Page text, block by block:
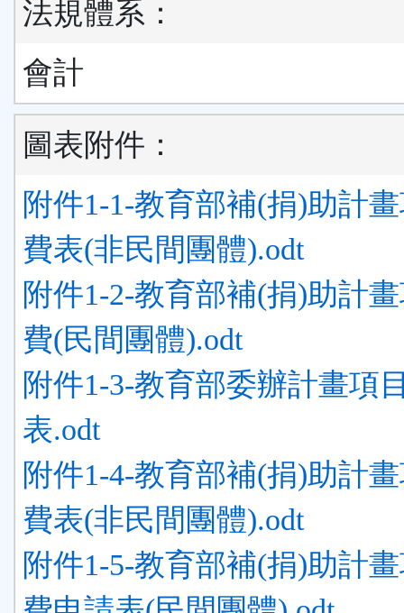
法規體系：
會計
圖表附件：
附件1-1-教育部補(捐)助計
費表(非民間團體).odt
附件1-2-教育部補(捐)助計
費(民間團體).odt
附件1-3-教育部委辦計畫項
表.odt
附件1-4-教育部補(捐)助計
費表(非民間團體).odt
附件1-5-教育部補(捐)助計